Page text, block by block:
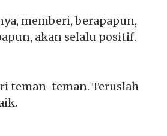
memberi, berapapun,
akan selalu positif.
teman-teman. Teruslah